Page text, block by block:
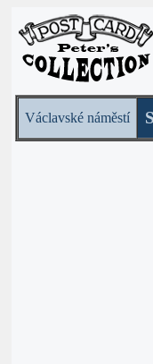
Václavské náměstí